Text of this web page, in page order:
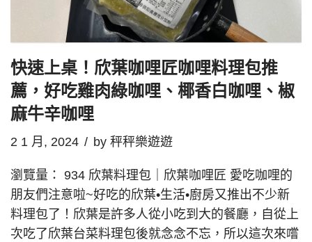
快速上桌！欣葉咖哩匠咖哩料理包推
薦，好吃雞肉綠咖哩、椰香白咖哩、椒
麻牛辛咖哩
2 1 月, 2024 by 秤秤樂遊遊
瀏覽量： 934 欣葉料理包｜欣葉咖哩匠 愛吃咖哩的
朋友們注意啦~好吃的欣葉•生活•廚房又推出不少新
料理包了！欣葉是許多人從小吃到大的餐廳，自從上
次吃了欣葉台菜料理包後就念念不忘，所以這次來嚐